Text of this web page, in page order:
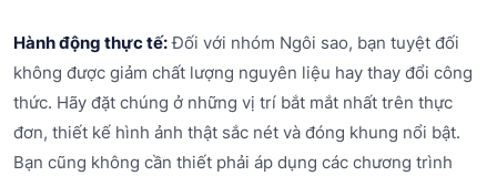
Hành động thực tế:Đối với nhóm Ngôi sao, bạn tuyệt đối
không được giảm chất lượng nguyên liệu hay thay đổi công
thức. Hãy đặt chúng ở những vị trí bắt mắt nhất trên thực
đơn, thiết kế hình ảnh thật sắc nét và đóng khung nổi bật.
Bạn cũng không cần thiết phải áp dụng các chương trình